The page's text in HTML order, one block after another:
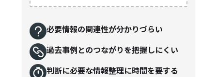
必要情報の関連性が分かりづらい
過去事例とのつながりを把握しにくい
判断に必要な情報整理に時間を要する